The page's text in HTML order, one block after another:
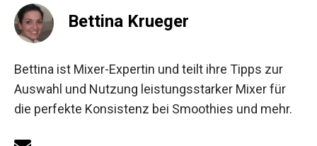
Bettina Krueger
Bettina ist Mixer-Expertin und teilt ihre Tipps zur
Auswahl und Nutzung leistungsstarker Mixer für
die perfekte Konsistenz bei Smoothies und mehr.